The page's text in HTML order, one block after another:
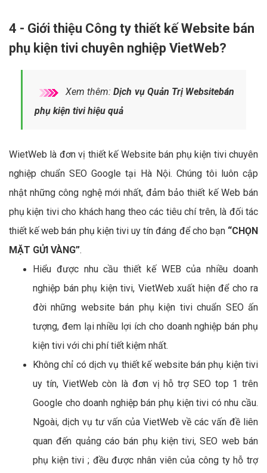
4 - Giới thiệu Công ty thiết kế Website bán
phụ kiện tivi chuyên nghiệp VietWeb?
Xem thêm:Dịch vụ Quản Trị Websitebán
phụ kiện tivi hiệu quả
WietWeb là đơn vị thiết kế Website bán phụ kiện tivi chuyên
nghiệp chuẩn SEO Google tại Hà Nội. Chúng tôi luôn cập
nhật những công nghệ mới nhất, đảm bảo thiết kế Web bán
phụ kiện tivi cho khách hang theo các tiêu chí trên, là đối tác
thiết kế web bán phụ kiện tivi uy tín đáng để cho bạn “CHỌN
MẶT GỬI VÀNG”.
Hiểu được nhu cầu thiết kế WEB của nhiều doanh
nghiệp bán phụ kiện tivi, VietWeb xuất hiện để cho ra
đời những website bán phụ kiện tivi chuẩn SEO ấn
tượng, đem lại nhiều lợi ích cho doanh nghiệp bán phụ
kiện tivi với chi phí tiết kiệm nhất.
Không chỉ có dịch vụ thiết kế website bán phụ kiện tivi
uy tín, VietWeb còn là đơn vị hỗ trợ SEO top 1 trên
Google cho doanh nghiệp bán phụ kiện tivi có nhu cầu.
Ngoài, dịch vụ tư vấn của VietWeb về các vấn đề liên
quan đến quảng cáo bán phụ kiện tivi, SEO web bán
phụ kiện tivi ; đều được nhân viên của công ty hỗ trợ